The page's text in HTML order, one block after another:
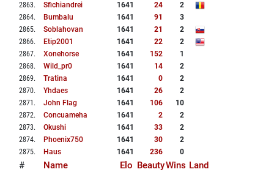
2863. Sfichiandrei 1641 24
2
2864. Bumbalu 1641 91
3
2865. Soblahovan 1641 21
2
2866. Etip2001 1641 22
2
2867. Xonehorse 1641 152
1
2868. Wild_pr0 1641 14
2
2869. Tratina 1641 0
2
2870. Yhdaes 1641 26
2
2871 . John Flag 1641 106
10
2872. Concuameha 1641 2
2
2873. Okushi 1641 33
2
2874. Phoenix750 1641 30
2
2875. Haus 1641 236 0
# Name Elo BeautyWins Land